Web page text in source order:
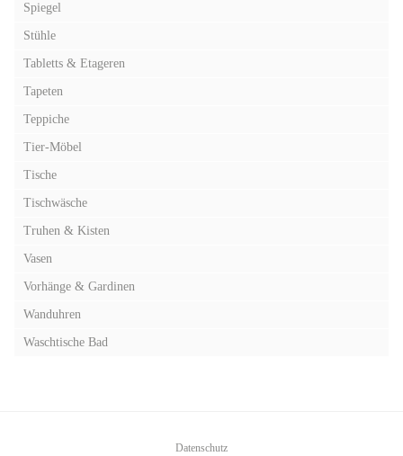
Spiegel
Stühle
Tabletts & Etageren
Tapeten
Teppiche
Tier-Möbel
Tische
Tischwäsche
Truhen & Kisten
Vasen
Vorhänge & Gardinen
Wanduhren
Waschtische Bad
Datenschutz